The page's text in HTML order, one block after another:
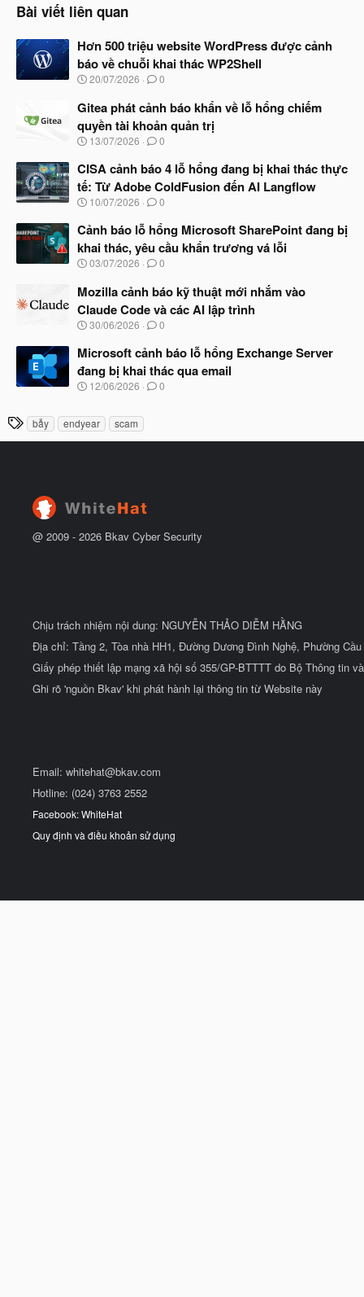
Bài viết liên quan
Hơn 500 triệu website WordPress được cảnh
báo về chuỗi khai thác WP2Shell
N
à
y
b
ắ
đ
ầ
u
20/07/2026 0
Gitea phát cảnh báo khẩn về lỗ hổng chiếm
quyền tài khoản quản trị
N
à
b
ắ
đ
ầ
u
13/07/2026 0
CISA cảnh báo 4 lỗ hổng đang bị khai thác thực
tế: Từ Adobe ColdFusion đến AI Langflow
N
à
b
ắ
đ
ầ
u
10/07/2026 0
Cảnh báo lỗ hổng Microsoft SharePoint đang bị
khai thác, yêu cầu khẩn trương vá lỗi
N
à
y
b
ắ
đ
ầ
u
03/07/2026 0
Mozilla cảnh báo kỹ thuật mới nhắm vào
Claude Code và các AI lập trình
N
à
b
ắ
đ
ầ
u
30/06/2026 0
Microsoft cảnh báo lỗ hổng Exchange Server
đang bị khai thác qua email
N
y
u
12/06/2026 0
T
h
bẫy endyear scam
@ 2009 - 2026 Bkav Cyber Security
Chịu trách nhiệm nội dung: NGUYỄN THẢO DIỄM HẰNG
Địa chỉ: Tầng 2, Tòa nhà HH1, Đường Dương Đình Nghệ, Phường
Giấy phép thiết lập mạng xã hội số 355/GP-BTTTT do Bộ Thông tin
Ghi rõ 'nguồn Bkav' khi phát hành lại thông tin từ Website này
Email: whitehat@bkav.com
Hotline: (024) 3763 2552
Facebook: WhiteHat
Quy định và điều khoản sử dụng